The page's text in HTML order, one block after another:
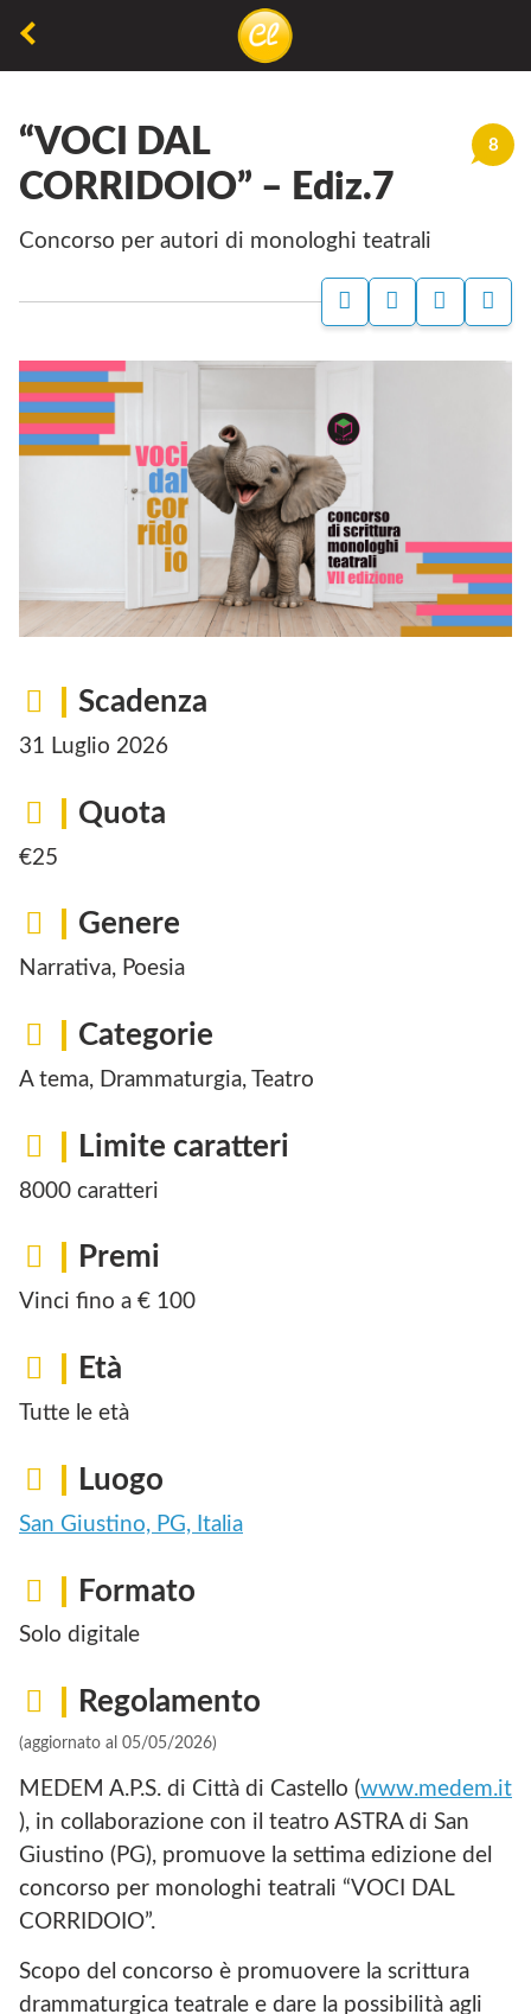
permette
camminare,
respirare
8
“VOCI DAL
CORRIDOIO” – Ediz.7
Concorso per autori di monologhi teatrali
Scadenza
31 Luglio 2026
Quota
€25
Genere
Narrativa, Poesia
Categorie
A tema, Drammaturgia, Teatro
Limite caratteri
8000 caratteri
Premi
Vinci fino a € 100
Età
Tutte le età
Luogo
San Giustino, PG, Italia
Formato
Solo digitale
Regolamento
(aggiornato al 05/05/2026)
MEDEM A.P.S. di Città di Castello (www.medem.it
), in collaborazione con il teatro ASTRA di San
Giustino (PG), promuove la settima edizione del
concorso per monologhi teatrali “VOCI DAL
CORRIDOIO”.
Scopo del concorso è promuovere la scrittura
drammaturgica teatrale e dare la possibilità agli